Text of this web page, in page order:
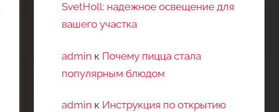
SvetHoll: надежное освещение для
вашего участка
admin к Почему пицца стала
популярным блюдом
admin к Инструкция по открытию